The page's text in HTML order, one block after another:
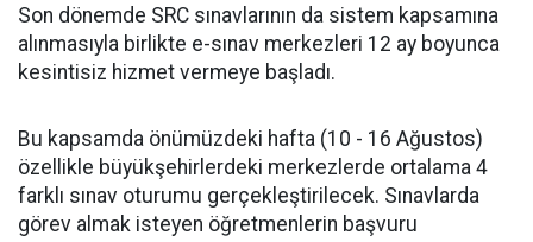
Son dönemde SRC sınavlarının da sistem kapsamına
alınmasıyla birlikte e-sınav merkezleri 12 ay boyunca
kesintisiz hizmet vermeye başladı.
Bu kapsamda önümüzdeki hafta (10 - 16 Ağustos)
özellikle büyükşehirlerdeki merkezlerde ortalama 4
farklı sınav oturumu gerçekleştirilecek. Sınavlarda
görev almak isteyen öğretmenlerin başvuru